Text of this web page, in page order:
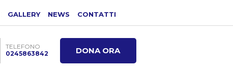
GALLERY NEWS CONTATTI
TELEFONO
0245863842
DONA ORA